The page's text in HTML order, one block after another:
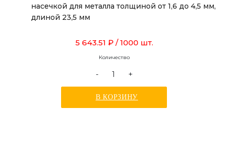
насечкой для металла толщиной от 1,6 до 4,5 мм,
длиной 23,5 мм
5 643.51 ₽ / 1000 шт.
Количество
- +
В КОРЗИНУ